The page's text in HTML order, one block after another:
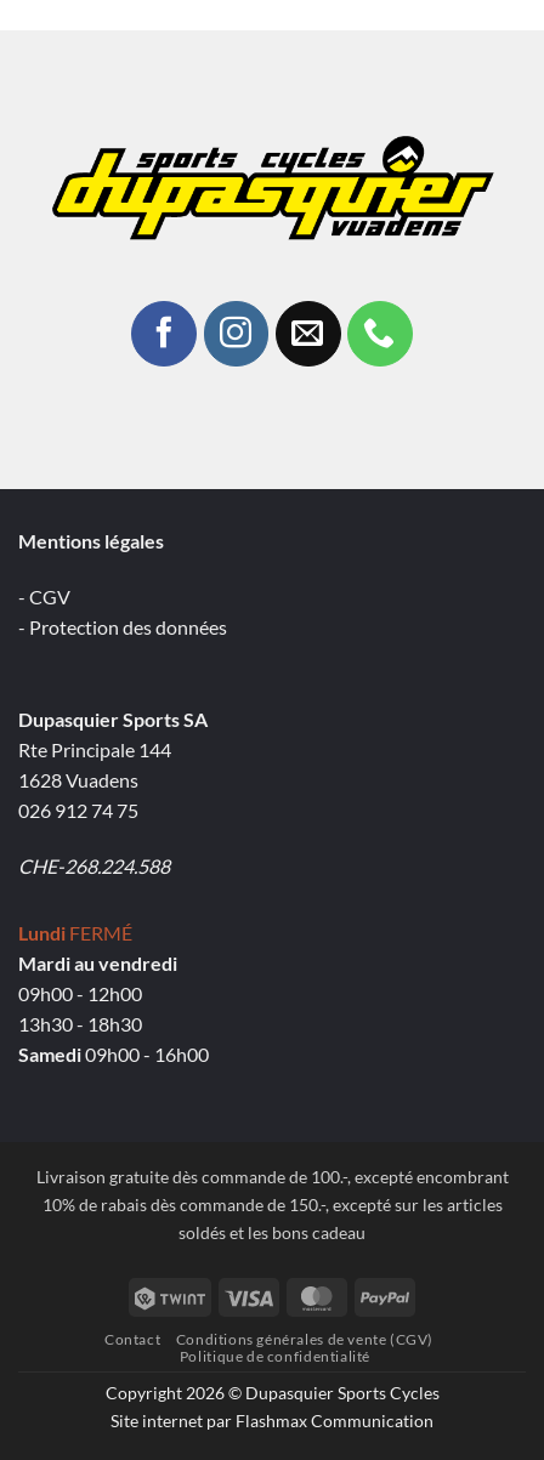
Mentions légales
- CGV
- Protection des données
Dupasquier Sports SA
Rte Principale 144
1628 Vuadens
026 912 74 75
CHE-268.224.588
Lundi FERMÉ
Mardi au vendredi
09h00 - 12h00
13h30 - 18h30
Samedi09h00 - 16h00
Livraison gratuite dès commande de 100.-, excepté encombrant
10% de rabais dès commande de 150.-, excepté sur les articles
soldés et les bons cadeau
Twint Visa MasterCardPayPal
Contact
Conditions générales de vente (CGV)
Politique de confidentialité
Copyright 2026 © Dupasquier Sports Cycles
Site internet par Flashmax Communication